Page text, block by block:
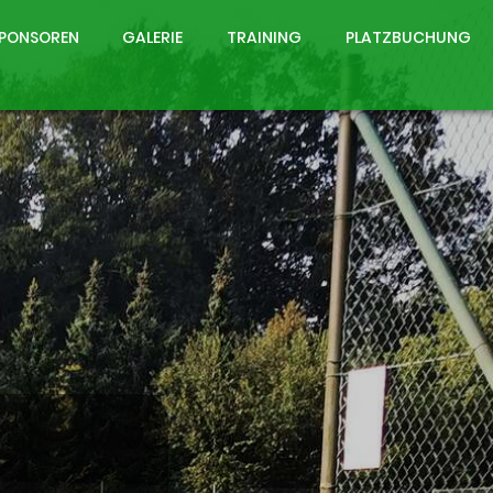
GALERIE TRAINING PLATZBUCHUNG